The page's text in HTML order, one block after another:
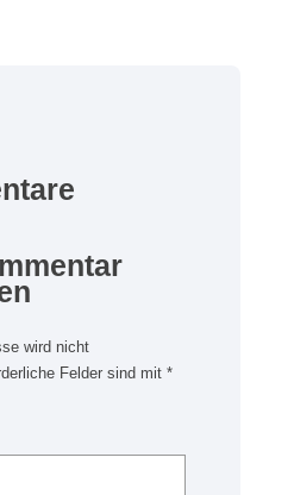
wird nicht
Felder sind mit*